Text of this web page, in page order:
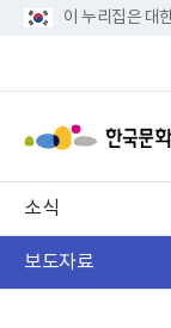
이 누리집은 대
소식
보도자료